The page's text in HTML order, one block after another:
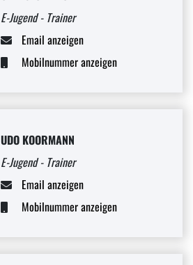
E-Jugend - Trainer
Email anzeigen
Mobilnummer anzeigen
UDO KOORMANN
E-Jugend - Trainer
Email anzeigen
Mobilnummer anzeigen